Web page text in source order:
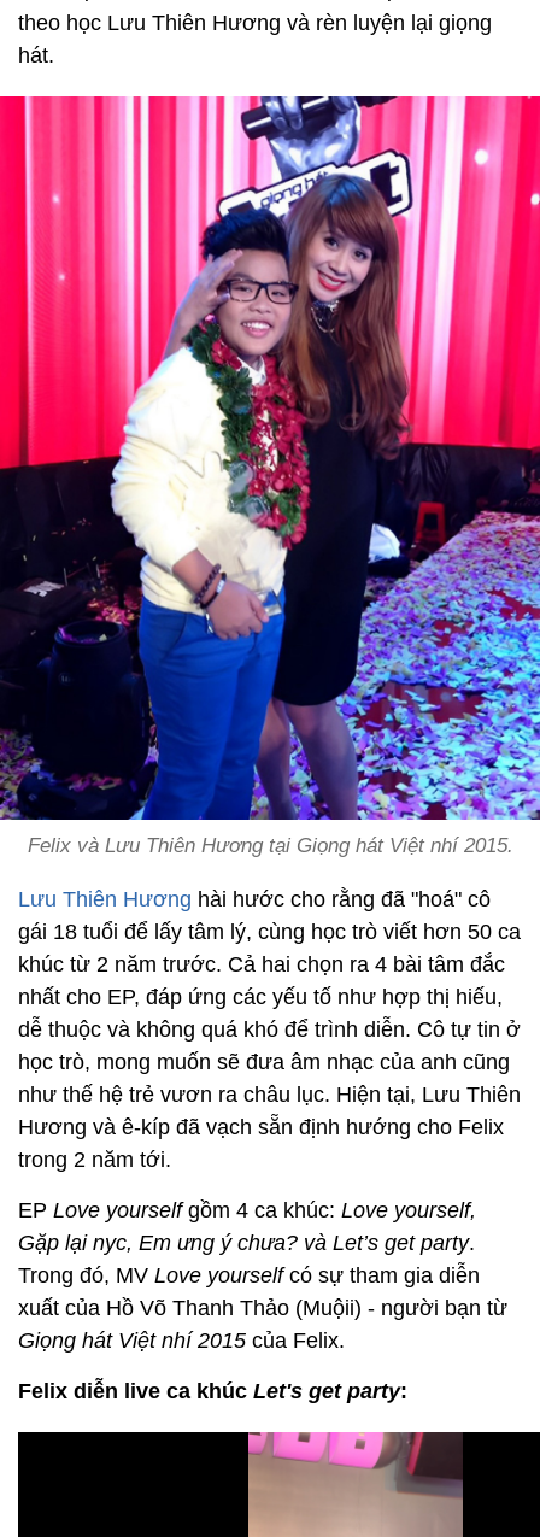
theo học Lưu Thiên Hương và rèn luyện lại giọng
hát.
Felix và Lưu Thiên Hương tại Giọng hát Việt nhí 2015.
Lưu Thiên Hương hài hước cho rằng đã "hoá" cô
gái 18 tuổi để lấy tâm lý, cùng học trò viết hơn 50 ca
khúc từ 2 năm trước. Cả hai chọn ra 4 bài tâm đắc
nhất cho EP, đáp ứng các yếu tố như hợp thị hiếu,
dễ thuộc và không quá khó để trình diễn. Cô tự tin ở
học trò, mong muốn sẽ đưa âm nhạc của anh cũng
như thế hệ trẻ vươn ra châu lục. Hiện tại, Lưu Thiên
Hương và ê-kíp đã vạch sẵn định hướng cho Felix
trong 2 năm tới.
EP Love yourselfgồm 4 ca khúc: Love yourself,
Gặp lại nyc, Em ưng ý chưa? và Let’s get party.
Trong đó, MV Love yourselfcó sự tham gia diễn
xuất của Hồ Võ Thanh Thảo (Muộii) - người bạn từ
Giọng hát Việt nhí 2015 của Felix.
Felix diễn live ca khúc Let's get party: